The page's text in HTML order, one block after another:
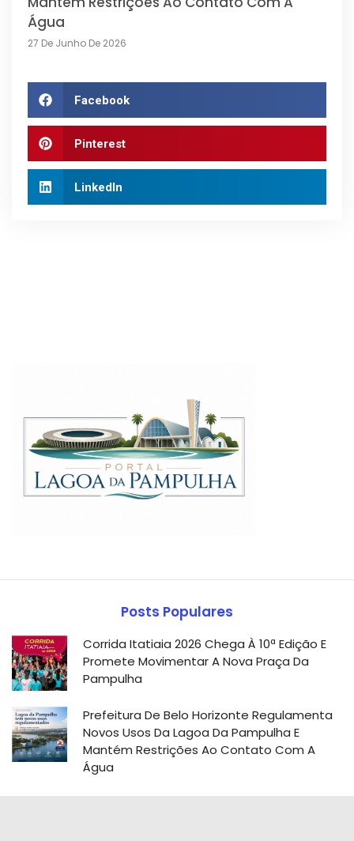
Água
27 De Junho De 2026
Facebook
Pinterest
LinkedIn
Posts Populares
Corrida Itatiaia 2026 Chega À 10ª Edição E
Promete Movimentar A Nova Praça Da
Pampulha
Prefeitura De Belo Horizonte Regulamenta
Novos Usos Da Lagoa Da Pampulha E
Mantém Restrições Ao Contato Com A
Água